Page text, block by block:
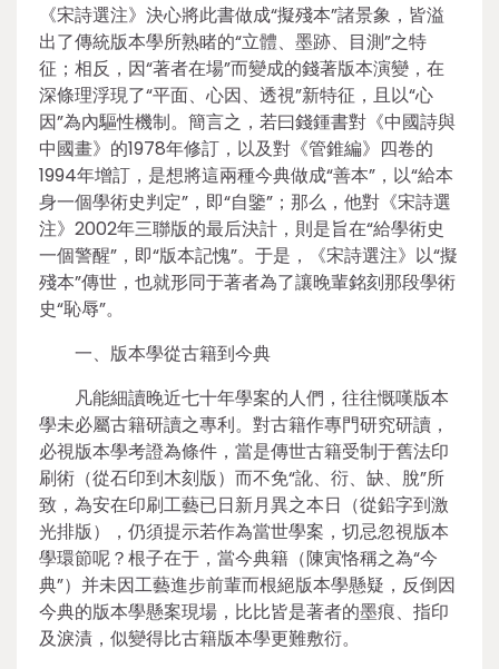
《宋詩選注》決心將此書做成“擬殘本”諸景象，皆溢
出了傳統版本學所熟睹的“立體、墨跡、目測”之特
征；相反，因“著者在場”而變成的錢著版本演變，在
深條理浮現了“平面、心因、透視”新特征，且以“心
因”為內驅性機制。簡言之，若曰錢鍾書對《中國詩與
中國畫》的1978年修訂，以及對《管錐編》四卷的
1994年增訂，是想將這兩種今典做成“善本”，以“給本
身一個學術史判定”，即“自鑒”；那么，他對《宋詩選
注》2002年三聯版的最后決計，則是旨在“給學術史
一個警醒”，即“版本記愧”。于是，《宋詩選注》以“擬
殘本”傳世，也就形同于著者為了讓晚輩銘刻那段學術
史“恥辱”。
一、版本學從古籍到今典
凡能細讀晚近七十年學案的人們，往往慨嘆版本
學未必屬古籍研讀之專利。對古籍作專門研究研讀，
必視版本學考證為條件，當是傳世古籍受制于舊法印
刷術（從石印到木刻版）而不免“訛、衍、缺、脫”所
致，為安在印刷工藝已日新月異之本日（從鉛字到激
光排版），仍須提示若作為當世學案，切忌忽視版本
學環節呢？根子在于，當今典籍（陳寅恪稱之為“今
典”）并未因工藝進步前輩而根絕版本學懸疑，反倒因
今典的版本學懸案現場，比比皆是著者的墨痕、指印
及淚漬，似變得比古籍版本學更難敷衍。